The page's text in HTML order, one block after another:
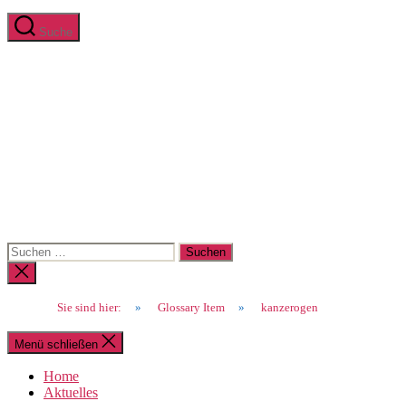
Suche
Suchen
nach:
Suche
schließen
Sie sind hier:
» Glossary Item » kanzerogen
Menü schließen
Home
Aktuelles